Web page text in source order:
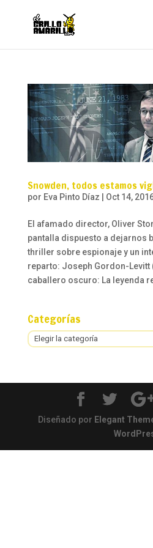
Snowden, todos estamos
por Eva Pinto Díaz | Oct 14,
El afamado director, Oliver
pantalla dispuesto a dejarnos
thriller sobre espionaje y un
reparto: Joseph Gordon-Levitt
caballero oscuro: La leyenda
Categorías
Categorías
Diseñado por Elegant